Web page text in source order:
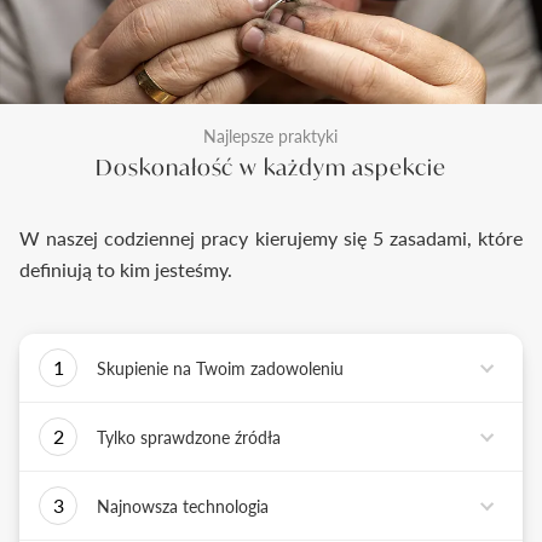
Najlepsze praktyki
Doskonałość w każdym aspekcie
W naszej codziennej pracy kierujemy się 5 zasadami, które
definiują to kim jesteśmy.
1
Skupienie na Twoim zadowoleniu
zadanie - dostarczyć Ci biżuterię i doświadczenie,
2
Tylko sprawdzone źródła
sprawdzonych źródłach pochodzenia i
3
Najnowsza technologia